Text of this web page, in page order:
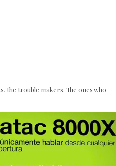
the trouble makers. The ones who